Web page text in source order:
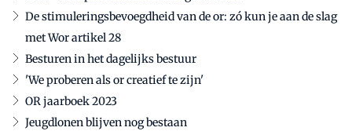
De stimuleringsbevoegdheid van de or: zó kun je aan de slag
met Wor artikel 28
Besturen in het dagelijks bestuur
'We proberen als or creatief te zijn'
OR jaarboek 2023
Jeugdlonen blijven nog bestaan